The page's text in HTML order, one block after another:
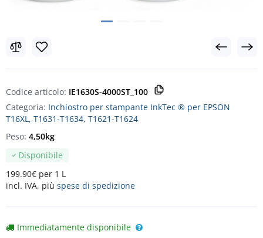
Codice articolo: IE1630S-4000ST_100
Categoria: Inchiostro per stampante InkTec ® per EPSON
T16XL, T1631-T1634, T1621-T1624
Disponibile
199.90€ per 1 L
incl. IVA, più spese di spedizione
Peso: 4,50kg
Immediatamente disponibile